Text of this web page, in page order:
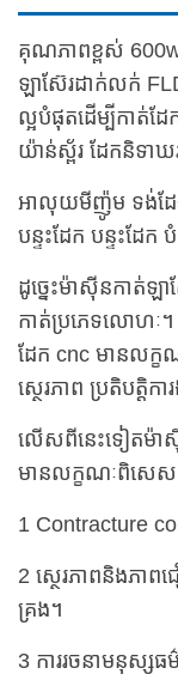
គុណភាពខ្ពស់
ឡាស៊ែរដាក់លក់
ល្អបំផុតដើម្បីកាត់ដ
យ៉ាន់ស្ព័រ ដែកនិទា
អាលុយមីញ៉ូម ទង់ដែង
បន្ទះដែក បន្ទះដែ
ដូច្នេះម៉ាស៊ីនកាត់
កាត់ប្រភេទលោហៈ
ដែក cnc មានលក្ខ
ស្ថេរភាព ប្រតិបត្តិ
លើសពីនេះទៀតម៉ា
មានលក្ខណៈពិសេស
1 Contracture
2 ស្ថេរភាពនិងភាពជ
គ្រង។
3 ការរចនាមនុស្ស